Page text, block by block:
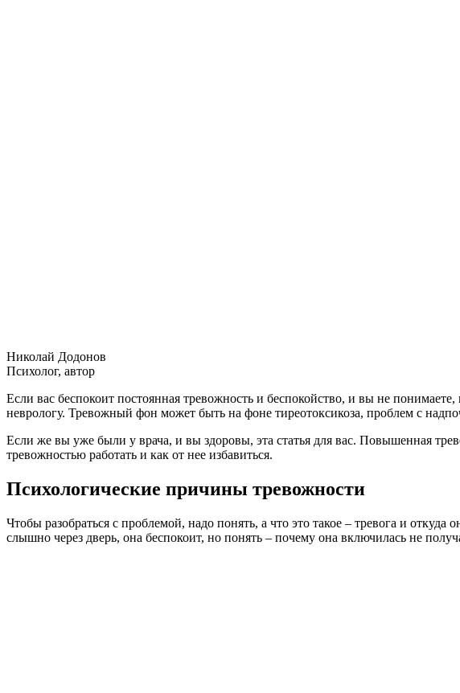
Николай Додонов
Психолог, автор
Если вас беспокоит постоянная тревожность и беспокойство, и вы не
неврологу. Тревожный фон может быть на фоне тиреотоксикоза, проблем с
Если же вы уже были у врача, и вы здоровы, эта статья для вас. Повышенная
тревожностью работать и как от нее избавиться.
Психологические причины тревожности
Чтобы разобраться с проблемой, надо понять, а что это такое – тревога и
слышно через дверь, она беспокоит, но понять – почему она включилась не